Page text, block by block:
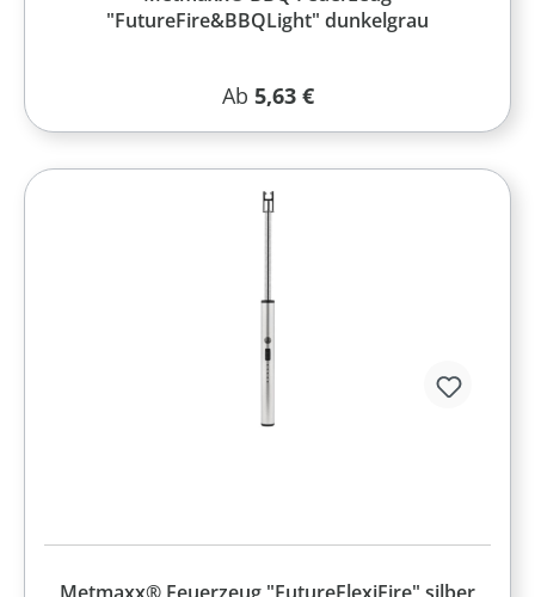
"FutureFire&BBQLight" dunkelgrau
Regulärer Preis:
Ab 5,63 €